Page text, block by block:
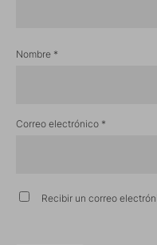
Nombre *
Correo electrónico *
Recibir un correo